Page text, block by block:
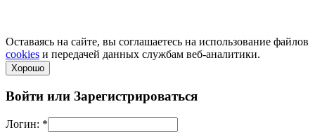
Оставаясь на сайте, вы соглашаетесь на использование файлов
cookies и передачей данных службам веб-аналитики.
Хорошо
Войти или Зарегистрироваться
Логин: *